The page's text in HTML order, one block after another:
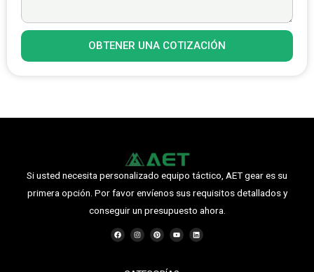
OBTENER UNA COTIZACIÓN
Si usted necesita personalizado equipo táctico, AET gear es su
primera opción. Por favor envíenos sus requisitos detallados y
conseguir un presupuesto ahora.
F
a
c
I
n
s
P
i
n
Y
o
u
L
i
n